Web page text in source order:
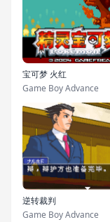
宝可梦 火红
Game Boy Advance
逆转裁判
Game Boy Advance